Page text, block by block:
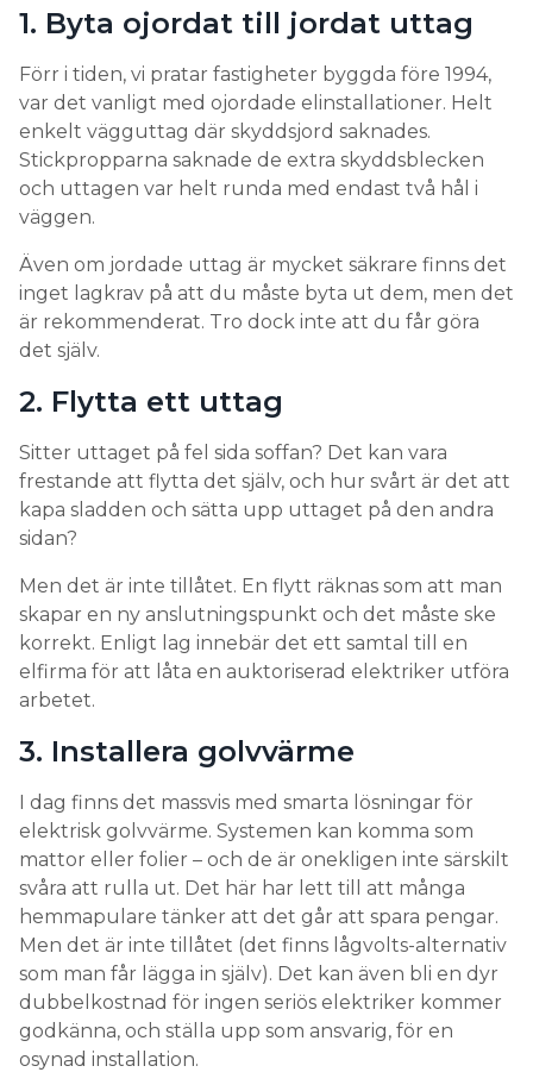
1. Byta ojordat till jordat uttag
Förr i tiden, vi pratar fastigheter byggda före 1994,
var det vanligt med ojordade elinstallationer. Helt
enkelt vägguttag där skyddsjord saknades.
Stickpropparna saknade de extra skyddsblecken
och uttagen var helt runda med endast två hål i
väggen.
Även om jordade uttag är mycket säkrare finns det
inget lagkrav på att du måste byta ut dem, men det
är rekommenderat. Tro dock inte att du får göra
det själv.
2. Flytta ett uttag
Sitter uttaget på fel sida soffan? Det kan vara
frestande att flytta det själv, och hur svårt är det att
kapa sladden och sätta upp uttaget på den andra
sidan?
Men det är inte tillåtet. En flytt räknas som att man
skapar en ny anslutningspunkt och det måste ske
korrekt. Enligt lag innebär det ett samtal till en
elfirma för att låta en auktoriserad elektriker utföra
arbetet.
3. Installera golvvärme
I dag finns det massvis med smarta lösningar för
elektrisk golvvärme. Systemen kan komma som
mattor eller folier – och de är onekligen inte särskilt
svåra att rulla ut. Det här har lett till att många
hemmapulare tänker att det går att spara pengar.
Men det är inte tillåtet (det finns lågvolts-alternativ
som man får lägga in själv). Det kan även bli en dyr
dubbelkostnad för ingen seriös elektriker kommer
godkänna, och ställa upp som ansvarig, för en
osynad installation.